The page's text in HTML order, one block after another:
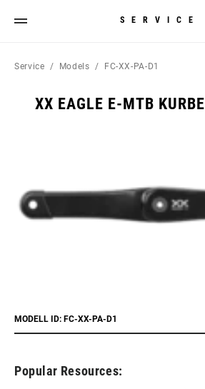
SERVICE
Service Models FC-XX-PA-D1
XX EAGLE E-MTB
MODELL ID: FC-XX-PA-D1
Popular Resources: